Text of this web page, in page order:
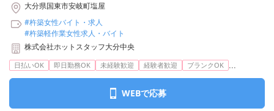
大分県国東市安岐町塩屋
#杵築女性バイト・求人
#杵築軽作業女性求人・バイト
株式会社ホットスタッフ大分中央
日払いOK 即日勤務OK 未経験歓迎 経験者歓迎 ブランクOK ...
WEBで応募